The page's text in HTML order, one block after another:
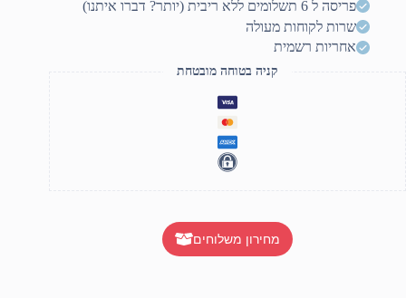
פריסה ל 6 תשלומים ללא ריבית (יותר? דברו איתנו)
שרות לקוחות מעולה
אחריות רשמית
קניה בטוחה מובטחת
מחירון משלוחים